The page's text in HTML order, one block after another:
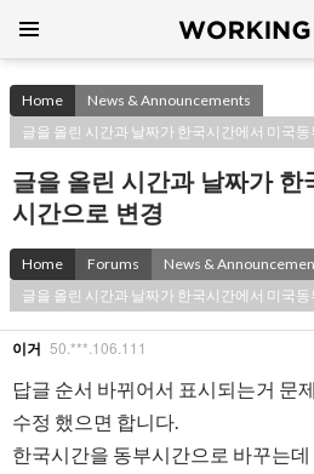
CONTENT
Home
News & Announcements
글을 올린 시간과 날짜가 한국시간에서 미국동
글을 올린 시간과 날짜가
시간으로 변경
Home Forums
News &
글을 올린 시간과 날짜가 한국시간에서 미국동
이거 50.***.106.111
답글 순서 바뀌어서 표시되는거 문
수정 했으면 합니다.
한국시간을 동부시간으로 바꾸는